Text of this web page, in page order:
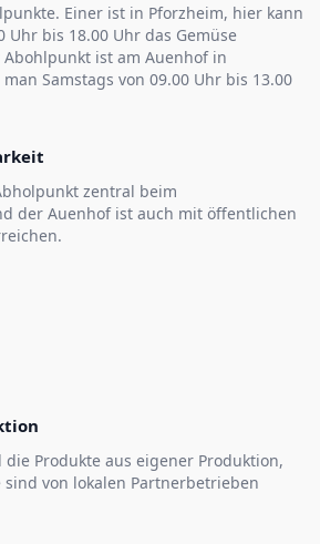
Einer ist in Pforzheim, hier kann
Uhr bis 18.00 Uhr das Gemüse
ist am Auenhof in
Samstags von 09.00 Uhr bis 13.00
zentral beim
der Auenhof ist auch mit öffentlichen
Produkte aus eigener Produktion,
von lokalen Partnerbetrieben